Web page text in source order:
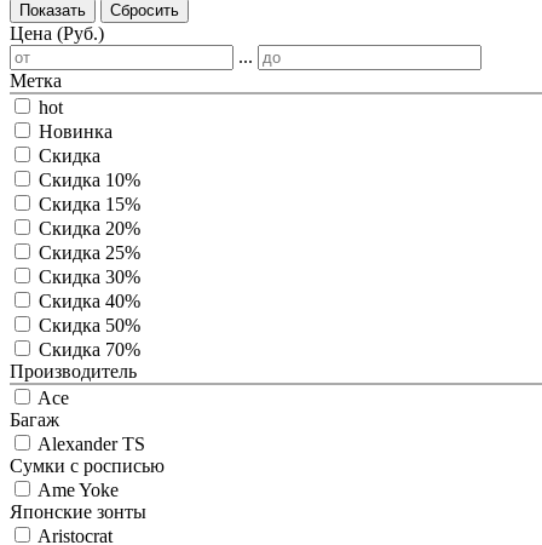
Показать Сбросить
Цена (Руб.)
...
Метка
hot
Новинка
Скидка
Скидка 10%
Скидка 15%
Скидка 20%
Скидка 25%
Скидка 30%
Скидка 40%
Скидка 50%
Скидка 70%
Производитель
Ace
Багаж
Alexander TS
Сумки с росписью
Ame Yoke
Японские зонты
Aristocrat